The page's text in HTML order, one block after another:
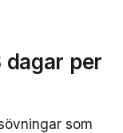
dagar per
som